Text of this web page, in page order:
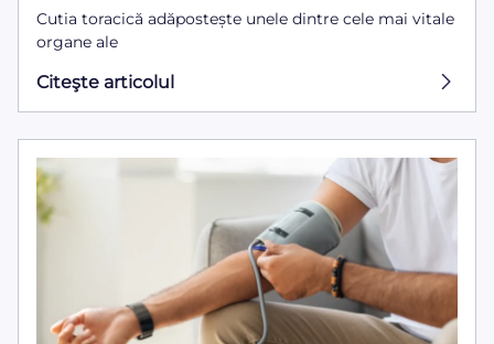
Cutia toracică adăpostește unele dintre cele mai vitale
organe ale
Citeşte articolul